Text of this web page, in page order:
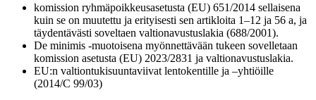
komission ryhmäpoikkeusasetusta (EU) 651/2014 sellaisena
kuin se on muutettu ja erityisesti sen artikloita 1–12 ja 56 a, ja
täydentävästi soveltaen valtionavustuslakia (688/2001).
De minimis -muotoisena myönnettävään tukeen sovelletaan
komission asetusta (EU) 2023/2831 ja valtionavustuslakia.
EU:n valtiontukisuuntaviivat lentokentille ja –yhtiöille
(2014/C 99/03)